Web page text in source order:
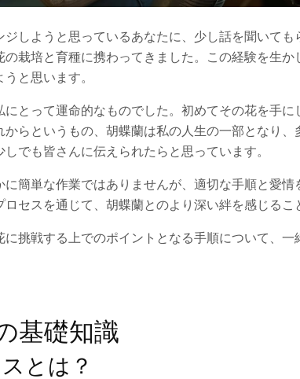
ジしようと思っているあなたに、少し話を聞いて
栽培と育種に携わってきました。この経験を生
と思います。
とって運命的なものでした。初めてその花を手
らというもの、胡蝶蘭は私の人生の一部となり、
でも皆さんに伝えられたらと思っています。
簡単な作業ではありませんが、適切な手順と愛
セスを通じて、胡蝶蘭とのより深い絆を感じるこ
挑戦する上でのポイントとなる手順について、一
基礎知識
とは？